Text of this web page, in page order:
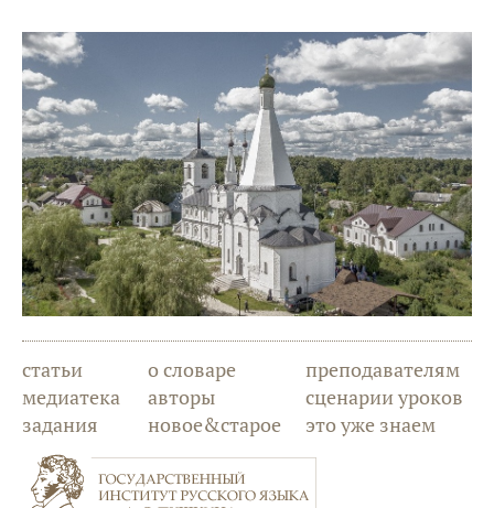
статьи
медиатека
задания
о словаре
авторы
новое&старое
преподавателям
сценарии уроков
это уже знаем